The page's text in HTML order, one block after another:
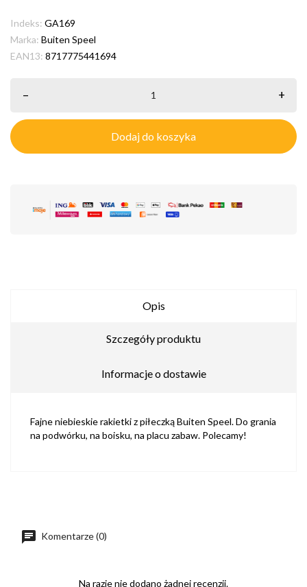
Indeks: GA169
Marka: Buiten Speel
EAN13: 8717775441694
– +
Dodaj do koszyka
Opis
Szczegóły produktu
Informacje o dostawie
Fajne niebieskie rakietki z piłeczką Buiten Speel. Do grania
na podwórku, na boisku, na placu zabaw. Polecamy!
Komentarze (0)
Na razie nie dodano żadnej recenzji.